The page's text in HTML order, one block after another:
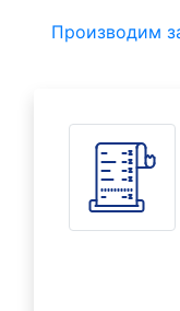
Производим